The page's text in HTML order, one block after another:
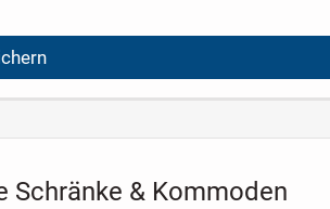
Schränke & Kommoden